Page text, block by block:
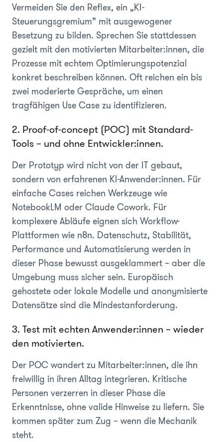
Vermeiden Sie den Reflex, ein „KI-
Steuerungsgremium” mit ausgewogener
Besetzung zu bilden. Sprechen Sie stattdessen
gezielt mit den motivierten Mitarbeiter:innen, die
Prozesse mit echtem Optimierungspotenzial
konkret beschreiben können. Oft reichen ein bis
zwei moderierte Gespräche, um einen
tragfähigen Use Case zu identifizieren.
2. Proof-of-concept (POC) mit Standard-
Tools – und ohne Entwickler:innen.
Der Prototyp wird nicht von der IT gebaut,
sondern von erfahrenen KI-Anwender:innen. Für
einfache Cases reichen Werkzeuge wie
NotebookLM oder Claude Cowork. Für
komplexere Abläufe eignen sich Workflow-
Plattformen wie n8n. Datenschutz, Stabilität,
Performance und Automatisierung werden in
dieser Phase bewusst ausgeklammert – aber die
Umgebung muss sicher sein. Europäisch
gehostete oder lokale Modelle und anonymisierte
Datensätze sind die Mindestanforderung.
3. Test mit echten Anwender:innen – wieder
den motivierten.
Der POC wandert zu Mitarbeiter:innen, die ihn
freiwillig in ihren Alltag integrieren. Kritische
Personen verzerren in dieser Phase die
Erkenntnisse, ohne valide Hinweise zu liefern. Sie
kommen später zum Zug – wenn die Mechanik
steht.